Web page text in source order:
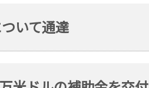
いて通達